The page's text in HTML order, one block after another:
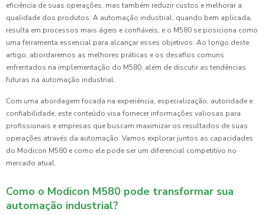
eficiência de suas operações, mas também reduzir custos e melhorar a
qualidade dos produtos. A automação industrial, quando bem aplicada,
resulta em processos mais ágeis e confiáveis, e o M580 se posiciona como
uma ferramenta essencial para alcançar esses objetivos. Ao longo deste
artigo, abordaremos as melhores práticas e os desafios comuns
enfrentados na implementação do M580, além de discutir as tendências
futuras na automação industrial.
Com uma abordagem focada na experiência, especialização, autoridade e
confiabilidade, este conteúdo visa fornecer informações valiosas para
profissionais e empresas que buscam maximizar os resultados de suas
operações através da automação. Vamos explorar juntos as capacidades
do Modicon M580 e como ele pode ser um diferencial competitivo no
mercado atual.
Como o Modicon M580 pode transformar sua
automação industrial?